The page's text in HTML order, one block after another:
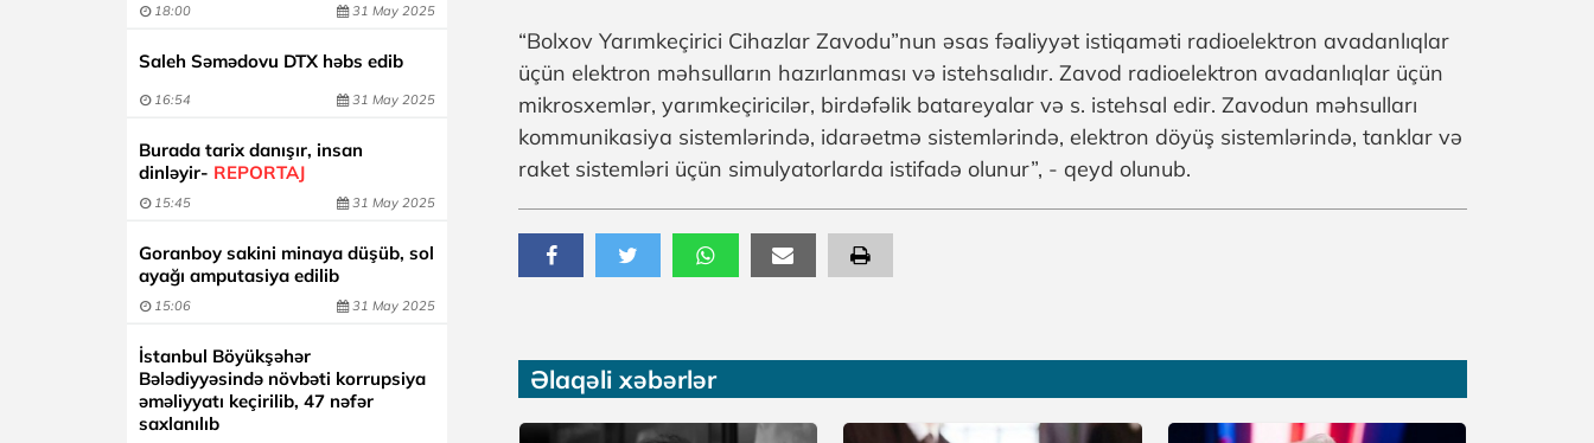
18:00 31 May 2025
Saleh Səmədovu DTX həbs edib
16:54 31 May 2025
Burada tarix danışır, insan
dinləyir- REPORTAJ
15:45 31 May 2025
Goranboy sakini minaya düşüb, sol
ayağı amputasiya edilib
15:06 31 May 2025
İstanbul Böyükşəhər
Bələdiyyəsində növbəti korrupsiya
əməliyyatı keçirilib, 47 nəfər
saxlanılıb
“Bolxov Yarımkeçirici Cihazlar Zavodu”nun əsas fəaliyyət istiqaməti radioelektron avadanlıqlar
üçün elektron məhsulların hazırlanması və istehsalıdır. Zavod radioelektron avadanlıqlar üçün
mikrosxemlər, yarımkeçiricilər, birdəfəlik batareyalar və s. istehsal edir. Zavodun məhsulları
kommunikasiya sistemlərində, idarəetmə sistemlərində, elektron döyüş sistemlərində, tanklar və
raket sistemləri üçün simulyatorlarda istifadə olunur”, - qeyd olunub.
Əlaqəli xəbərlər